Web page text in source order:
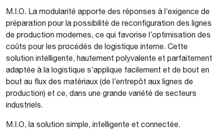
M.I.O. La modularité apporte des réponses à l’exigence de
préparation pour la possibilité de reconfiguration des lignes
de production modernes, ce qui favorise l’optimisation des
coûts pour les procédés de logistique interne. Cette
solution intelligente, hautement polyvalente et parfaitement
adaptée à la logistique s’applique facilement et de bout en
bout au flux des matériaux (de l’entrepôt aux lignes de
production) et ce, dans une grande variété de secteurs
industriels.
M.I.O, la solution simple, intelligente et connectée.